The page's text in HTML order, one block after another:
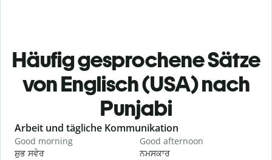
Häufig gesprochene Sätze
von Englisch (USA) nach
Punjabi
Slide 1 of 6
Arbeit und tägliche Kommunikation
Good morning
ਸ਼ੁਭ ਸਵੇਰ
Good afternoon
ਨਮਸਕਾਰ